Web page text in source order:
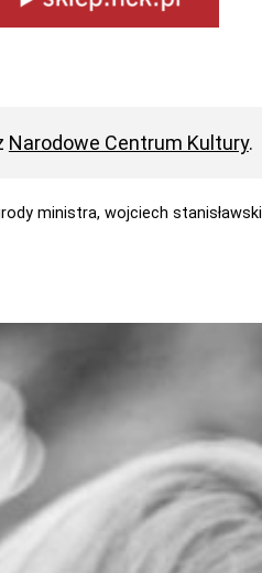
Narodowe Centrum Kultury.
ministra,wojciech stanisławski